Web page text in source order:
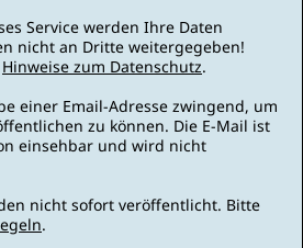
Service werden Ihre Daten
nicht an Dritte weitergegeben!
Hinweise zum Datenschutz.
einer Email-Adresse zwingend, um
zu können. Die E-Mail ist
einsehbar und wird nicht
nicht sofort veröffentlicht. Bitte
.